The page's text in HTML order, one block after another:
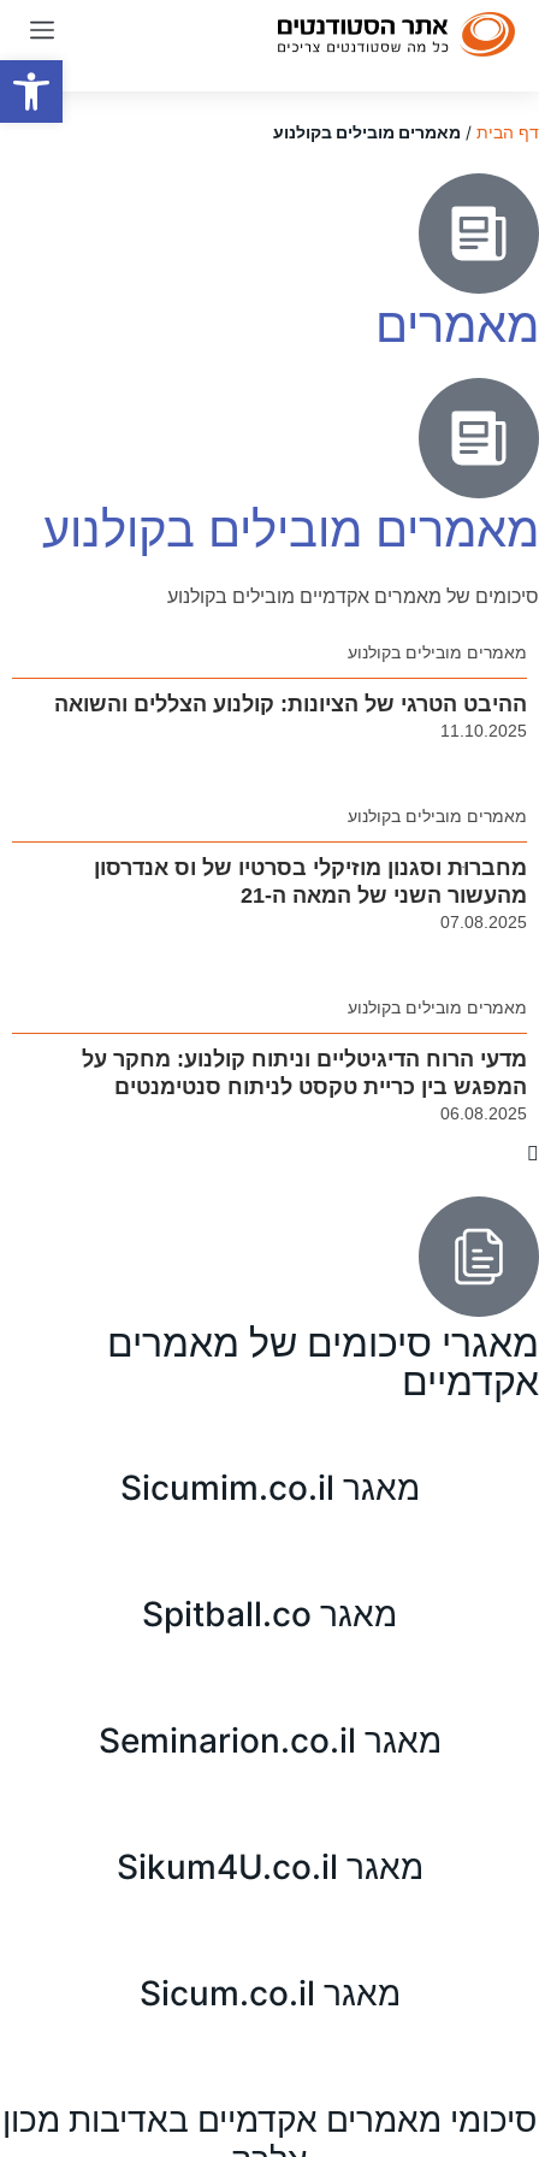
פתח
דף הבית / מאמרים מובילים בקולנוע
מאמרים
מאמרים מובילים בקולנוע
סיכומים של מאמרים אקדמיים מובילים בקולנוע
מאמרים מובילים בקולנוע
ההיבט הטרגי של הציונות: קולנוע הצללים והשואה
11.10.2025
מאמרים מובילים בקולנוע
מחברוּת וסגנון מוזיקלי בסרטיו של וס אנדרסון
מהעשור השני של המאה ה-21
07.08.2025
מאמרים מובילים בקולנוע
מדעי הרוח הדיגיטליים וניתוח קולנוע: מחקר על
המפגש בין כריית טקסט לניתוח סנטימנטים
06.08.2025
מאגרי סיכומים של מאמרים
אקדמיים
מאגר Sicumim.co.il
מאגר Spitball.co
מאגר Seminarion.co.il
מאגר Sikum4U.co.il
מאגר Sicum.co.il
סיכומי מאמרים אקדמיים באדיבות מכון